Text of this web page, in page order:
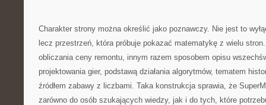
Charakter strony można określić jako poznawczy. Nie jest to
lecz przestrzeń, która próbuje pokazać matematykę z wielu
obliczania ceny remontu, innym razem sposobem opisu
projektowania gier, podstawą działania algorytmów, tematem
źródłem zabawy z liczbami. Taka konstrukcja sprawia, że
zarówno do osób szukających wiedzy, jak i do tych, które